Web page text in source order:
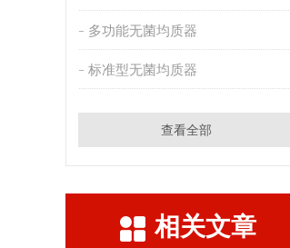
多功能无菌均质器
标准型无菌均质器
查看全部
相关文章